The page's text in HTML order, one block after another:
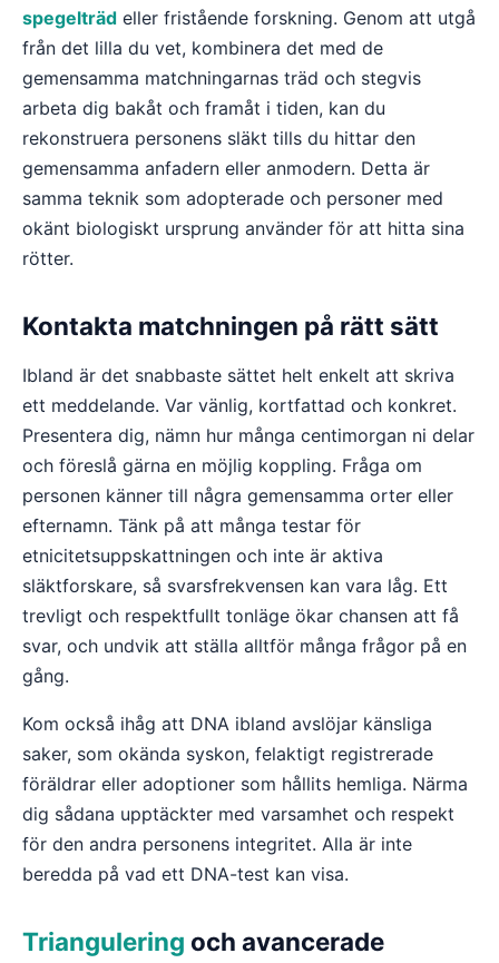
spegelträd eller fristående forskning. Genom att utgå
från det lilla du vet, kombinera det med de
gemensamma matchningarnas träd och stegvis
arbeta dig bakåt och framåt i tiden, kan du
rekonstruera personens släkt tills du hittar den
gemensamma anfadern eller anmodern. Detta är
samma teknik som adopterade och personer med
okänt biologiskt ursprung använder för att hitta sina
rötter.
Kontakta matchningen på rätt sätt
Ibland är det snabbaste sättet helt enkelt att skriva
ett meddelande. Var vänlig, kortfattad och konkret.
Presentera dig, nämn hur många centimorgan ni delar
och föreslå gärna en möjlig koppling. Fråga om
personen känner till några gemensamma orter eller
efternamn. Tänk på att många testar för
etnicitetsuppskattningen och inte är aktiva
släktforskare, så svarsfrekvensen kan vara låg. Ett
trevligt och respektfullt tonläge ökar chansen att få
svar, och undvik att ställa alltför många frågor på en
gång.
Kom också ihåg att DNA ibland avslöjar känsliga
saker, som okända syskon, felaktigt registrerade
föräldrar eller adoptioner som hållits hemliga. Närma
dig sådana upptäckter med varsamhet och respekt
för den andra personens integritet. Alla är inte
beredda på vad ett DNA-test kan visa.
Triangulering och avancerade